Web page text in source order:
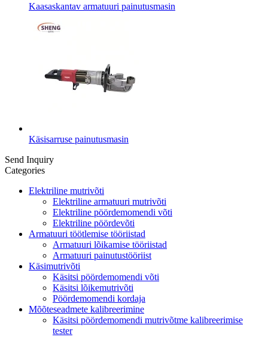
Kaasaskantav armatuuri painutusmasin
Käsisarruse painutusmasin
Send Inquiry
Categories
Elektriline mutrivõti
Elektriline armatuuri mutrivõti
Elektriline pöördemomendi võti
Elektriline pöördevõti
Armatuuri töötlemise tööriistad
Armatuuri lõikamise tööriistad
Armatuuri painutustööriist
Käsimutrivõti
Käsitsi pöördemomendi võti
Käsitsi lõikemutrivõti
Pöördemomendi kordaja
Mõõteseadmete kalibreerimine
Käsitsi pöördemomendi mutrivõtme kalibreerimise
tester